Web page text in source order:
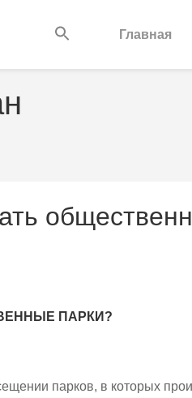
Главная
ПАРКИ?
парков, в которых